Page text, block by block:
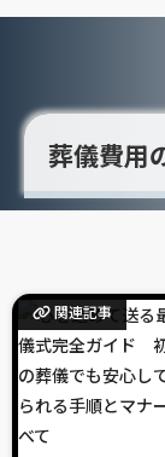
葬儀費用
関連記事